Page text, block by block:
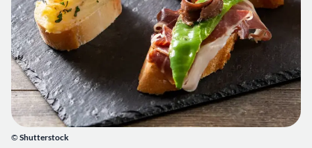
© Shutterstock